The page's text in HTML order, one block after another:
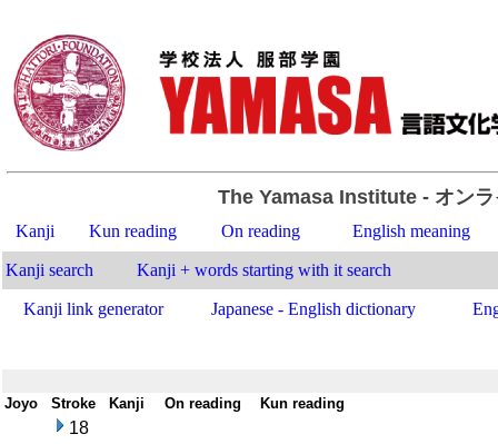
The Yamasa Institute- オンラ
Kanji Kun reading On reading English meaning
Kanji search Kanji + words starting with it search
Kanji link generator Japanese - English dictionary
Joyo Stroke Kanji On reading Kun reading
18